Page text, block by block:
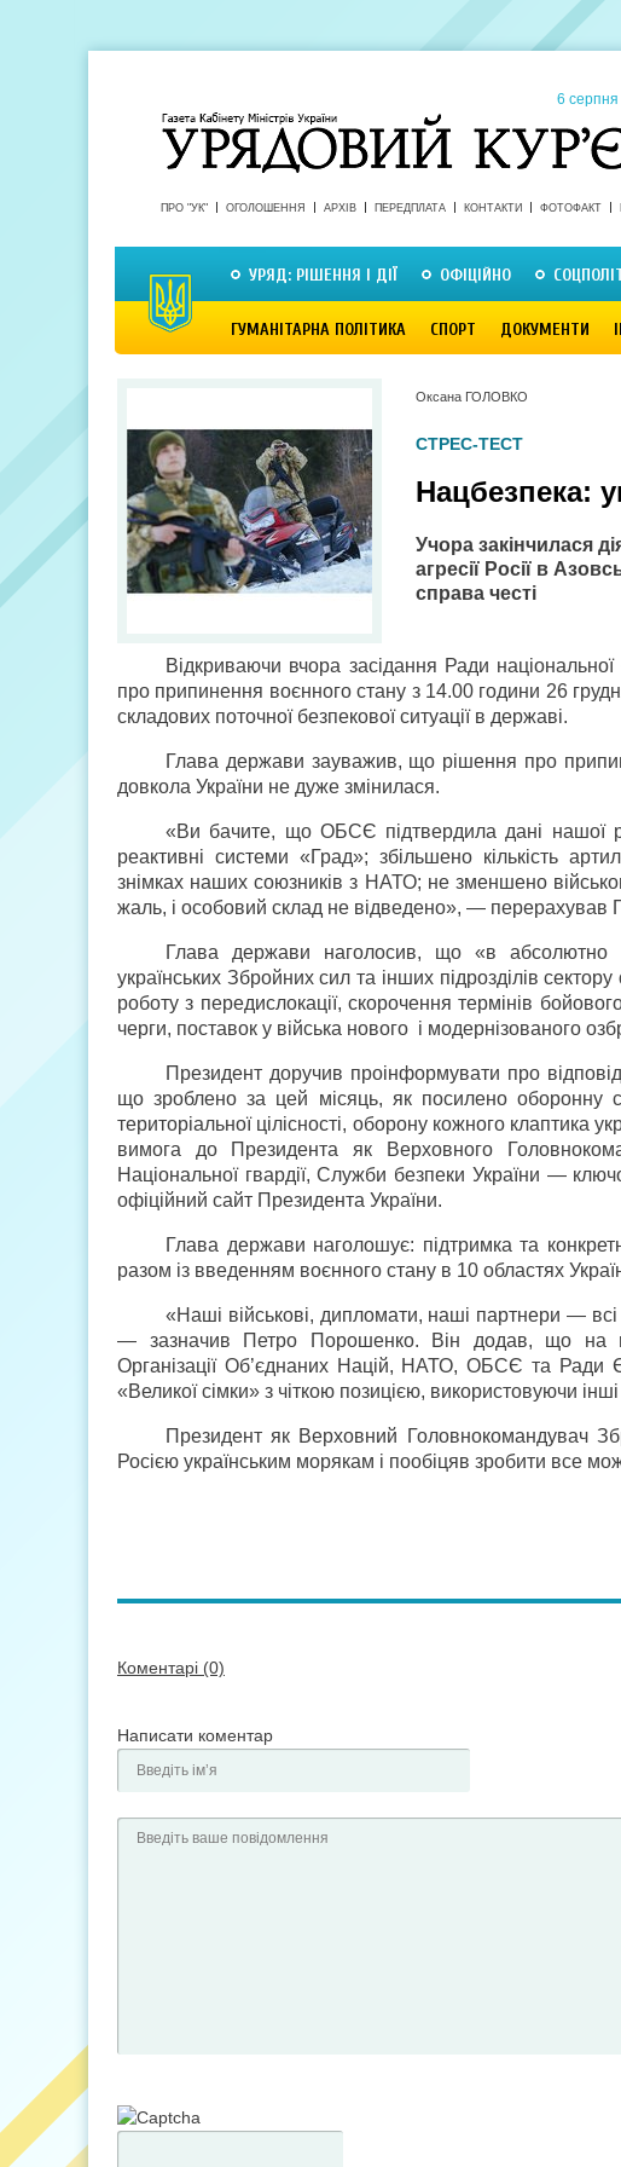
6
ПРО "УК" ОГОЛОШЕННЯ АРХІВ ПЕРЕДПЛАТА КОНТАКТИ ФОТОФАКТ
УРЯД: РІШЕННЯ І ДІЇ ОФІЦІЙНО
ГУМАНІТАРНА ПОЛІТИКА СПОРТ ДОКУМЕНТИ
Оксана ГОЛОВКО
СТРЕС-ТЕСТ
Нацбезпека:
Учора закінчилася
агресії Росії в
справа честі
Відкриваючи вчора засідання Ради
про припинення воєнного стану з 14.00 години 26
складових поточної безпекової ситуації в державі.
Глава держави зауважив, що рішення про
довкола України не дуже змінилася.
«Ви бачите, що ОБСЄ підтвердила дані нашої
реактивні системи «Град»; збільшено кількість
знімках наших союзників з НАТО; не зменшено
жаль, і особовий склад не відведено», — перерахував
Глава держави наголосив, що «в абсолютно
українських Збройних сил та інших підрозділів
роботу з передислокації, скорочення термінів
черги, поставок у війська нового і модернізованого
Президент доручив проінформувати про
що зроблено за цей місяць, як посилено
територіальної цілісності, оборону кожного клаптика
вимога до Президента як Верховного
Національної гвардії, Служби безпеки України —
офіційний сайт Президента України.
Глава держави наголошує: підтримка та
разом із введенням воєнного стану в 10 областях
«Наші військові, дипломати, наші партнери —
— зазначив Петро Порошенко. Він додав, що на
Організації Об’єднаних Націй, НАТО, ОБСЄ та Ради
«Великої сімки» з чіткою позицією, використовуючи
Президент як Верховний Головнокомандувач
Росією українським морякам і пообіцяв зробити все
Коментарі (0)
Написати коментар